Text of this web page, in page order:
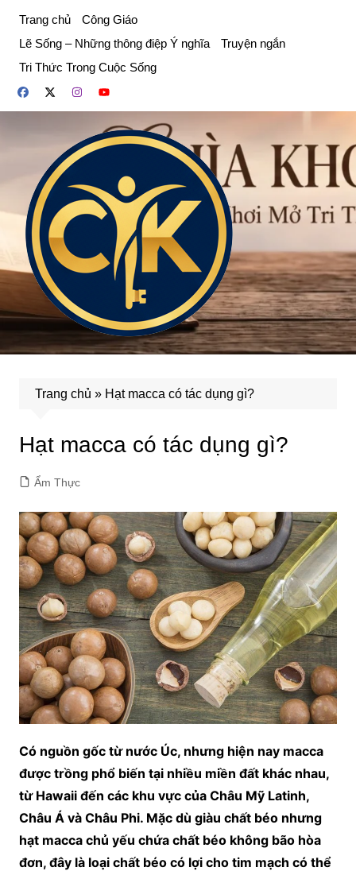
phần
dung
Trang chủ
Công Giáo
Lẽ Sống – Những thông điệp Ý nghĩa
Truyện ngắn
Tri Thức Trong Cuộc Sống
Trang chủ » Hạt macca có tác dụng gì?
Hạt macca có tác dụng gì?
Ẩm Thực
Có nguồn gốc từ nước Úc, nhưng hiện nay macca
được trồng phổ biến tại nhiều miền đất khác nhau,
từ Hawaii đến các khu vực của Châu Mỹ Latinh,
Châu Á và Châu Phi. Mặc dù giàu chất béo nhưng
hạt macca chủ yếu chứa chất béo không bão hòa
đơn, đây là loại chất béo có lợi cho tim mạch có thể